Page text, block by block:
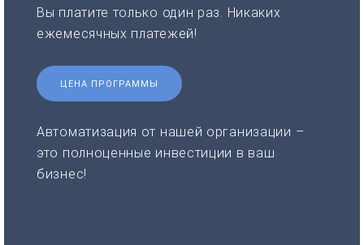
Вы платите только один раз. Никаких
ежемесячных платежей!
ЦЕНА ПРОГРАММЫ
Автоматизация от нашей организации –
это полноценные инвестиции в ваш
бизнес!